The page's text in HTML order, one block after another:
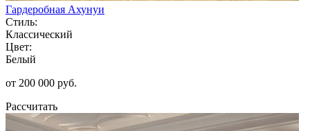
Гардеробная Ахунуи
Стиль:
Классический
Цвет:
Белый
от 200 000 руб.
Рассчитать